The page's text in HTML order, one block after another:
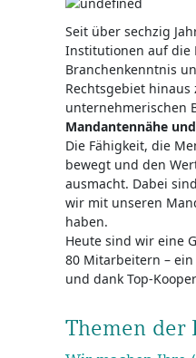
Seit über sechzig
Institutionen auf die
Branchenkenntnis
Rechtsgebiet
unternehmerischen
Mandantennähe
Die Fähigkeit, die
bewegt und den
ausmacht. Dabei
wir mit unseren
haben.
Heute sind wir eine
80 Mitarbeitern –
und dank Top-
Themen der